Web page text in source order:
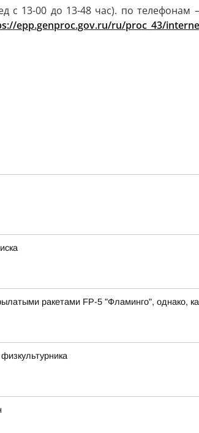
с 13-00 до 13-48 час). по телефонам –
epp.genproc.gov.ru/ru/proc_43/
ракетами FP-5 "Фламинго", однако,